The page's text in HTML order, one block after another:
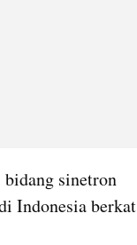
sinetron
Indonesia berkat